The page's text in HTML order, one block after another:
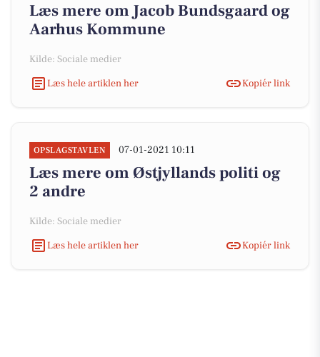
Læs mere om Jacob Bundsgaard og
Aarhus Kommune
Kilde: Sociale medier
Læs hele artiklen her
Kopiér link
OPSLAGSTAVLEN 07-01-2021 10:11
Læs mere om Østjyllands politi og
2 andre
Kilde: Sociale medier
Læs hele artiklen her
Kopiér link